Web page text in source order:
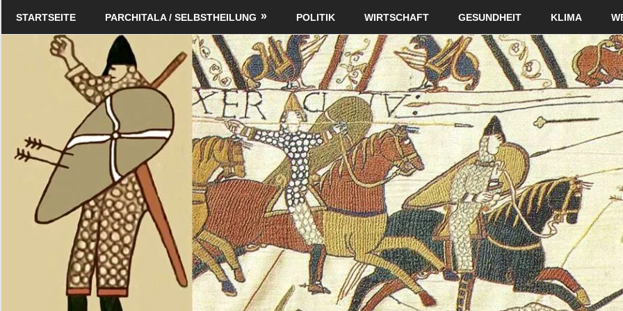
Schildverlag
STARTSEITE PARCHITALA / SELBSTHEILUNG POLITIK WIRTSCHAFT GESUNDHEIT KLIMA